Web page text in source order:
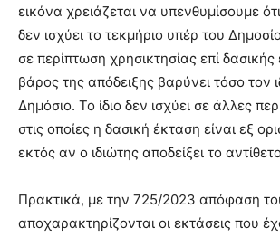
εικόνα χρειάζεται να υπενθυμίσουμε
δεν ισχύει το τεκμήριο υπέρ του
σε περίπτωση χρησικτησίας επί
βάρος της απόδειξης βαρύνει τόσο τον
Δημόσιο. Το ίδιο δεν ισχύει σε άλλες
στις οποίες η δασική έκταση είναι εξ
εκτός αν ο ιδιώτης αποδείξει το
Πρακτικά, με την 725/2023 απόφαση
αποχαρακτηρίζονται οι εκτάσεις που